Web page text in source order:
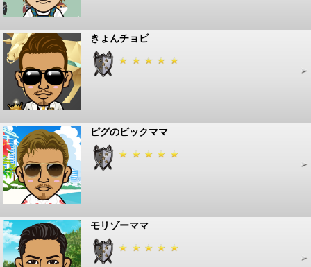
きょんチョビ
ピグのビックママ
モリゾーママ